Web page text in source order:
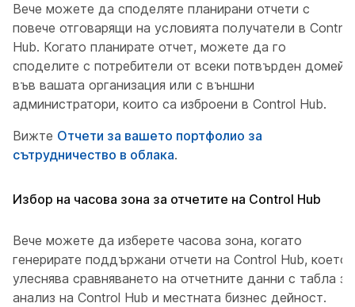
Вече можете да споделяте планирани отчети с
повече отговарящи на условията получатели в Control
Hub. Когато планирате отчет, можете да го
споделите с потребители от всеки потвърден домейн
във вашата организация или с външни
администратори, които са изброени в Control Hub.
Вижте Отчети за вашето портфолио за
сътрудничество в облака.
Избор на часова зона за отчетите на Control Hub
Вече можете да изберете часова зона, когато
генерирате поддържани отчети на Control Hub, което
улеснява сравняването на отчетните данни с табла за
анализ на Control Hub и местната бизнес дейност.